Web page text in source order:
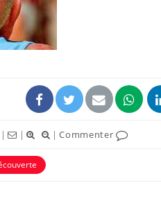
| | |Commenter
pourquoi le risque de
noyade grimpe-t-il ?
Le Viagra pourrait-il